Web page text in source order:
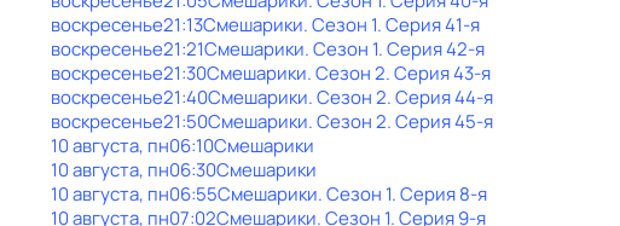
воскресенье21:13Смешарики. Сезон 1. Серия 41-я
воскресенье21:21Смешарики. Сезон 1. Серия 42-я
воскресенье21:30Смешарики. Сезон 2. Серия 43-я
воскресенье21:40Смешарики. Сезон 2. Серия 44-я
воскресенье21:50Смешарики. Сезон 2. Серия 45-я
10 августа, пн06:10Смешарики
10 августа, пн06:30Смешарики
10 августа, пн06:55Смешарики. Сезон 1. Серия 8-я
10 августа, пн07:02Смешарики. Сезон 1. Серия 9-я